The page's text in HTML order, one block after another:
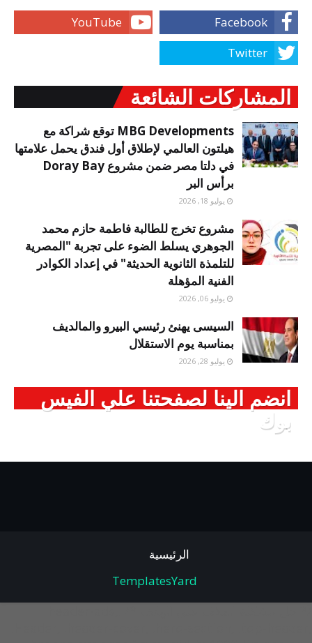
المشاركات الشائعة
MBG Developments توقع شراكة مع
هيلتون العالمي لإطلاق أول فندق يحمل علامتها
في دلتا مصر ضمن مشروع Doray Bay
برأس البر
يوليو 18, 2026
مشروع تخرج للطالبة فاطمة حازم محمد
الجوهري يسلط الضوء على تجربة "المصرية
للتلمذة الثانوية الحديثة" في إعداد الكوادر
الفنية المؤهلة
يوليو 06, 2026
السيسى يهنئ رئيسي البيرو والمالديف
بمناسبة يوم الاستقلال
يوليو 28, 2026
انضم الينا لصفحتنا علي الفيس
بوك
الرئيسية
TemplatesYard